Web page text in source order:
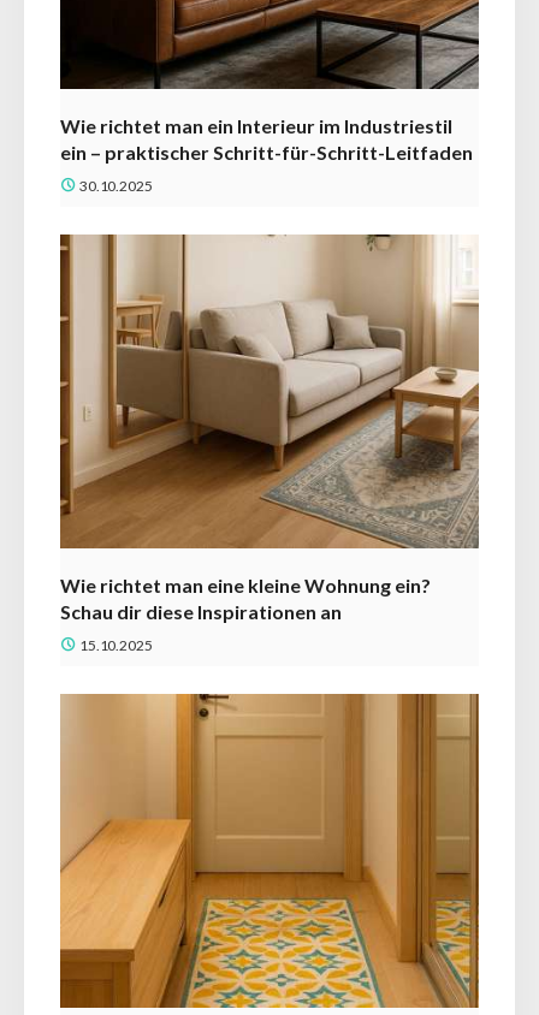
Wie richtet man ein Interieur im Industriestil
ein – praktischer Schritt-für-Schritt-Leitfaden
30.10.2025
Wie richtet man eine kleine Wohnung ein?
Schau dir diese Inspirationen an
15.10.2025